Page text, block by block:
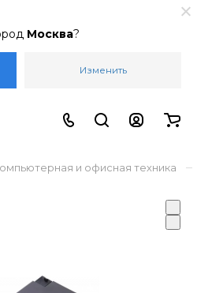
Москва?
Изменить
и офисная техника –